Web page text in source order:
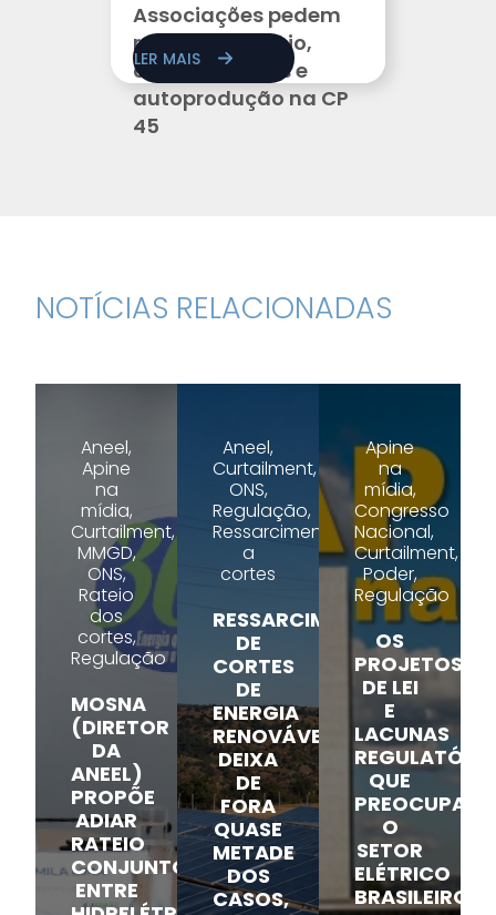
Associações pedem
revisão de rateio,
cortes elétricos e
autoprodução na CP
45
LER MAIS
NOTÍCIAS RELACIONADAS
Aneel,
Apine
na
mídia,
Curtailment,
MMGD,
ONS,
Rateio
dos
cortes,
Regulação
MOSNA
(DIRETOR
DA
ANEEL)
PROPÕE
ADIAR
RATEIO
CONJUNTO
ENTRE
Aneel,
Curtailment,
ONS,
Regulação,
Ressarcimento
a
cortes
RESSARCIMENTO
DE
CORTES
DE
ENERGIA
RENOVÁVEL
DEIXA
DE
FORA
QUASE
METADE
DOS
CASOS,
Apine
na
mídia,
Congresso
Nacional,
Curtailment,
Poder,
Regulação
OS
PROJETOS
DE LEI
E
LACUNAS
QUE
PREOCUPAM
O
SETOR
ELÉTRICO
BRASILEIRO